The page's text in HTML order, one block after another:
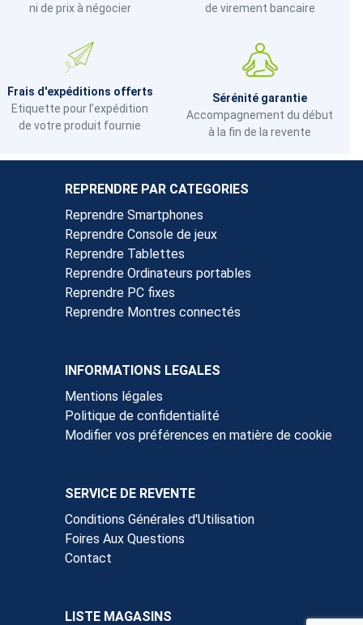
ni de prix à négocier
de virement bancaire
Frais d'expéditions offerts
Etiquette pour l’expédition
de votre produit fournie
Sérénité garantie
Accompagnement du début
à la fin de la revente
REPRENDRE PAR CATEGORIES
Reprendre Smartphones
Reprendre Console de jeux
Reprendre Tablettes
Reprendre Ordinateurs portables
Reprendre PC fixes
Reprendre Montres connectés
INFORMATIONS LEGALES
Mentions légales
Politique de confidentialité
Modifier vos préférences en matière de cookie
SERVICE DE REVENTE
Conditions Générales d'Utilisation
Foires Aux Questions
Contact
LISTE MAGASINS